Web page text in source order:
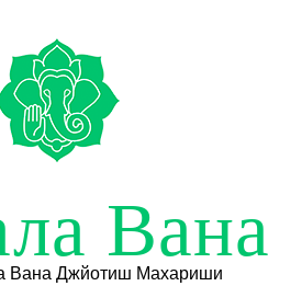
Вана
Вана Джйотиш Махариши